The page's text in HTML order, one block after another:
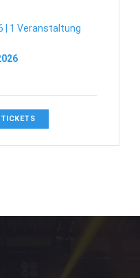
| 1 Veranstaltung